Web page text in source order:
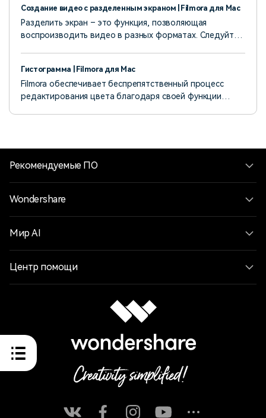
Создание видео с разделенным экраном | Filmora для Mac
Разделить экран – это функция, позволяющая
воспроизводить видео в разных форматах. Следуйте
Гистограмма | Filmora для Mac
Filmora обеспечивает беспрепятственный процесс
редактирования цвета благодаря своей функции
Рекомендуемые ПО
Wondershare
Мир AI
Центр помощи